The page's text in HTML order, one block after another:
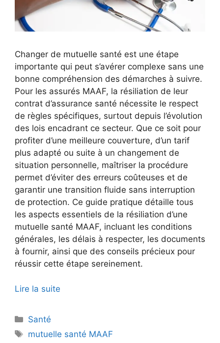
Changer de mutuelle santé est une étape
importante qui peut s’avérer complexe sans une
bonne compréhension des démarches à suivre.
Pour les assurés MAAF, la résiliation de leur
contrat d’assurance santé nécessite le respect
de règles spécifiques, surtout depuis l’évolution
des lois encadrant ce secteur. Que ce soit pour
profiter d’une meilleure couverture, d’un tarif
plus adapté ou suite à un changement de
situation personnelle, maîtriser la procédure
permet d’éviter des erreurs coûteuses et de
garantir une transition fluide sans interruption
de protection. Ce guide pratique détaille tous
les aspects essentiels de la résiliation d’une
mutuelle santé MAAF, incluant les conditions
générales, les délais à respecter, les documents
à fournir, ainsi que des conseils précieux pour
réussir cette étape sereinement.
Lire la suite
Catégories
Santé
Étiquettes
mutuelle santé MAAF